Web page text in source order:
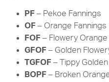
PF – Pekoe Fannings
OF – Orange Fannings
FOF – Flowery Orange
GFOF – Golden
TGFOF – Tippy
BOPF – Broken